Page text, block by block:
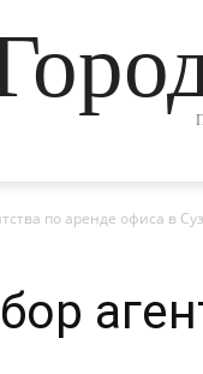
по аренде офиса в